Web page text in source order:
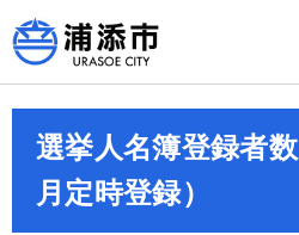
選挙人名簿登録者
月定時登録）